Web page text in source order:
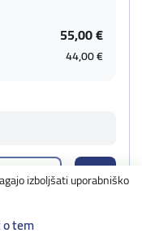
izboljšati uporabniško
tem
55,00 €
44,00 €